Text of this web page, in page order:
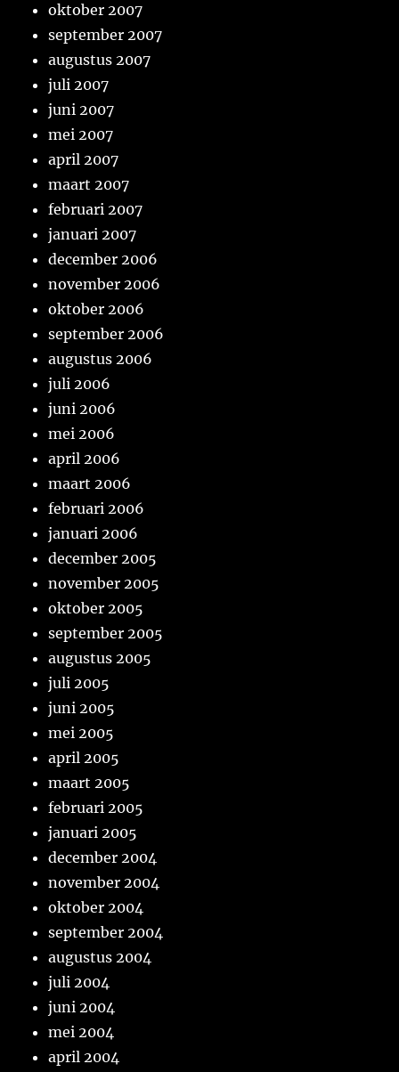
oktober 2007
september 2007
augustus 2007
juli 2007
juni 2007
mei 2007
april 2007
maart 2007
februari 2007
januari 2007
december 2006
november 2006
oktober 2006
september 2006
augustus 2006
juli 2006
juni 2006
mei 2006
april 2006
maart 2006
februari 2006
januari 2006
december 2005
november 2005
oktober 2005
september 2005
augustus 2005
juli 2005
juni 2005
mei 2005
april 2005
maart 2005
februari 2005
januari 2005
december 2004
november 2004
oktober 2004
september 2004
augustus 2004
juli 2004
juni 2004
mei 2004
april 2004